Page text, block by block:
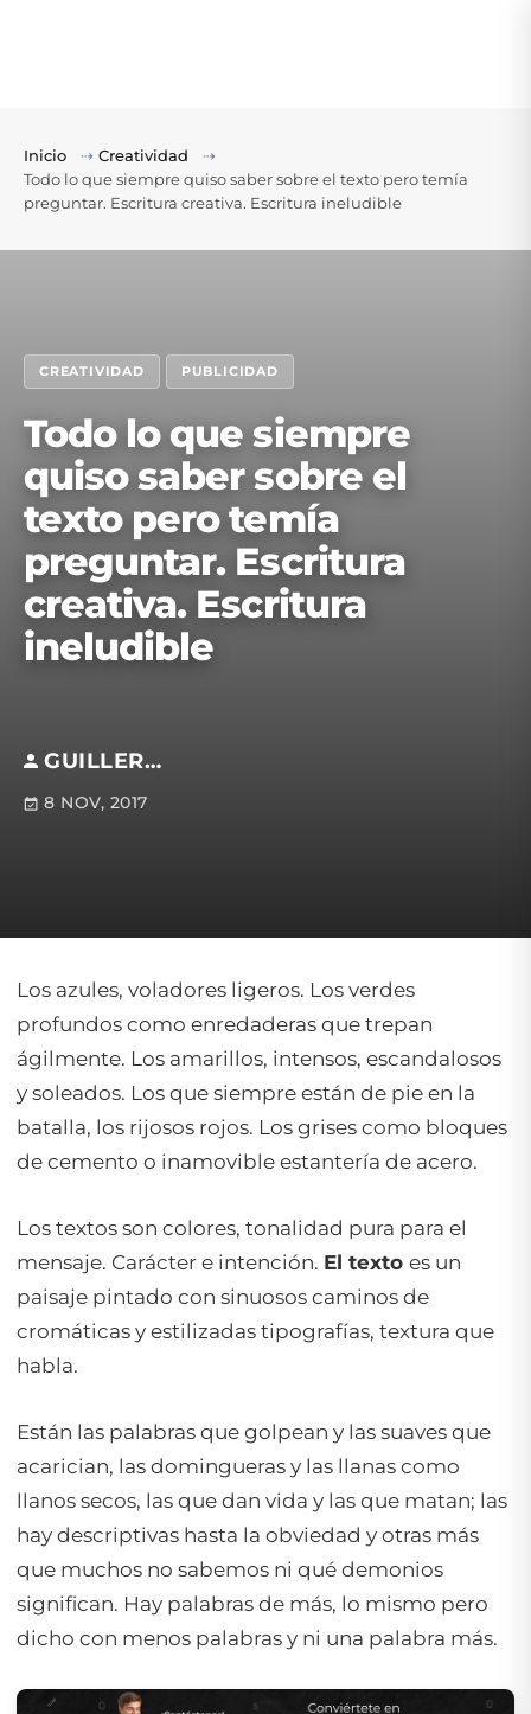
Inicio ⇢ Creatividad
⇢
Todo lo que siempre quiso saber sobre el texto pero temía
preguntar. Escritura creativa. Escritura ineludible
CREATIVIDAD PUBLICIDAD
Todo lo que siempre
quiso saber sobre el
texto pero temía
preguntar. Escritura
creativa. Escritura
ineludible
GUILLERMO DEL CASTILLO
8 NOV, 2017
Los azules, voladores ligeros. Los verdes
profundos como enredaderas que trepan
ágilmente. Los amarillos, intensos, escandalosos
y soleados. Los que siempre están de pie en la
batalla, los rijosos rojos. Los grises como bloques
de cemento o inamovible estantería de acero.
Los textos son colores, tonalidad pura para el
mensaje. Carácter e intención. El texto es un
paisaje pintado con sinuosos caminos de
cromáticas y estilizadas tipografías, textura que
habla.
Están las palabras que golpean y las suaves que
acarician, las domingueras y las llanas como
llanos secos, las que dan vida y las que matan; las
hay descriptivas hasta la obviedad y otras más
que muchos no sabemos ni qué demonios
significan. Hay palabras de más, lo mismo pero
dicho con menos palabras y ni una palabra más.